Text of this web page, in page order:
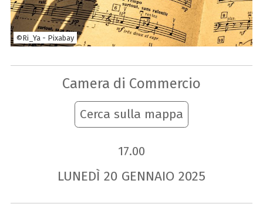
©Ri_Ya - Pixabay
Camera di Commercio
Cerca sulla mappa
17.00
LUNEDÌ 20 GENNAIO 2025